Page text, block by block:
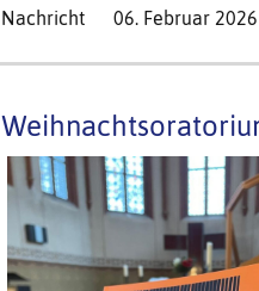
Nachricht 06. Februar 2026